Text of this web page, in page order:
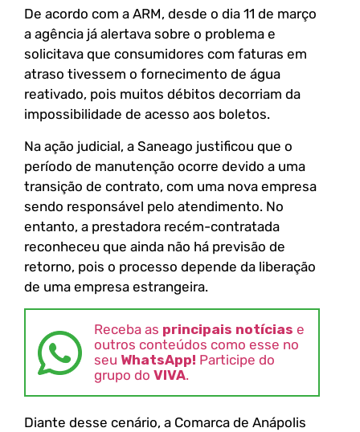
De acordo com a ARM, desde o dia 11 de março
a agência já alertava sobre o problema e
solicitava que consumidores com faturas em
atraso tivessem o fornecimento de água
reativado, pois muitos débitos decorriam da
impossibilidade de acesso aos boletos.
Na ação judicial, a Saneago justificou que o
período de manutenção ocorre devido a uma
transição de contrato, com uma nova empresa
sendo responsável pelo atendimento. No
entanto, a prestadora recém-contratada
reconheceu que ainda não há previsão de
retorno, pois o processo depende da liberação
de uma empresa estrangeira.
Receba as principais notícias e
outros conteúdos como esse no
seu WhatsApp! Participe do
grupo do VIVA.
Diante desse cenário, a Comarca de Anápolis